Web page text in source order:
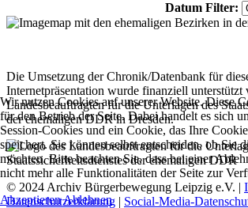
Datum Filter:
Die Umsetzung der Chronik/Datenbank für
Internetpräsentation wurde finanziell unterstützt
Landesbeauftragten für die Unterlagen des
der ehemaligen DDR in Dresden.
© 2024 Archiv Bürgerbewegung Leipzig e.V. |
Datenschutzerklärung | Social-Media-
Wir nutzen Cookies auf unserer Website. Diese
für den Betrieb der Seite. Dabei handelt es sich
Session-Cookies und ein Cookie, das Ihre
speichert. Sie können selbst entscheiden, ob Sie
möchten. Bitte beachten Sie, dass bei einer
nicht mehr alle Funktionalitäten der Seite zur
AkzeptierenAblehnen